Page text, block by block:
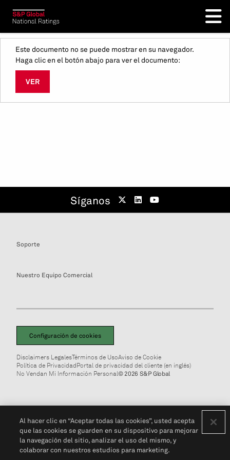
Este documento no se puede mostrar en su navegador.
Haga clic en el botón abajo para ver el documento:
VER
Síganos
Soporte
Nuestro Equipo Comercial
Configuración de cookies
Disclaimers LegalesTérminos de UsoAviso de Cookie
Política de PrivacidadPortal de privacidad del cliente (en inglés)
No Vendan Mi Información Personal© 2026 S&P Global
Al hacer clic en “Aceptar todas las cookies”, usted acepta
que las cookies se guarden en su dispositivo para mejorar
la navegación del sitio, analizar el uso del mismo, y
colaborar con nuestros estudios para marketing.